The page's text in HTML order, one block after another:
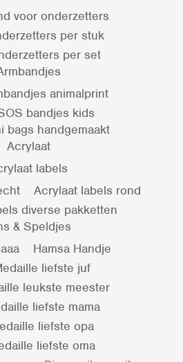
voor onderzetters
per stuk
per set
animalprint
bandjes kids
bags handgemaakt
Acrylaat
labels
Acrylaat labels rond
diverse pakketten
& Speldjes
Hamsa Handje
liefste juf
leukste meester
liefste mama
liefste opa
liefste oma